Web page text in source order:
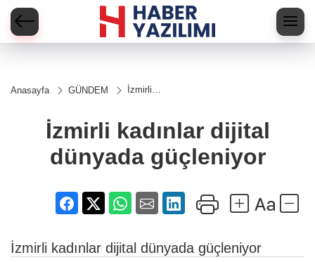
Anasayfa GÜNDEM
İzmirli
dünyada
güçleniyor
İzmirli kadınlar dijital
dünyada güçleniyor
İzmirli kadınlar dijital dünyada güçleniyor